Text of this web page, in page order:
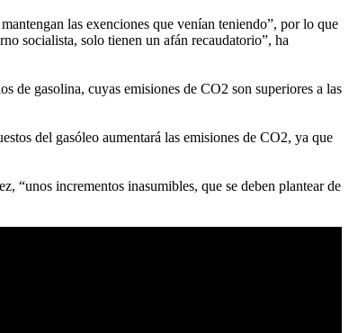
las exenciones que venían teniendo”, por lo que
socialista, solo tienen un afán recaudatorio”, ha
de gasolina, cuyas emisiones de CO2 son superiores a las
del gasóleo aumentará las emisiones de CO2, ya que
“unos incrementos inasumibles, que se deben plantear de